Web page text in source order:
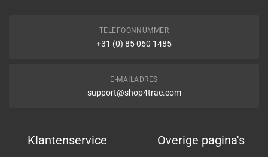
TELEFOONNUMMER
+31 (0) 85 060 1485
E-MAILADRES
support@shop4trac.com
Klantenservice Overige pagina's